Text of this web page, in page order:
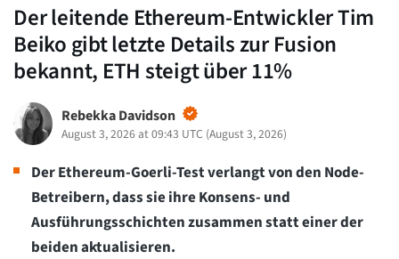
Der leitende Ethereum-Entwickler Tim
Beiko gibt letzte Details zur Fusion
bekannt, ETH steigt über 11%
Rebekka Davidson
August 3, 2026 at 09:43 UTC (August 3, 2026)
Der Ethereum-Goerli-Test verlangt von den Node-
Betreibern, dass sie ihre Konsens- und
Ausführungsschichten zusammen statt einer der
beiden aktualisieren.